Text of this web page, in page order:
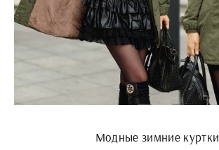
Модные зимние куртки